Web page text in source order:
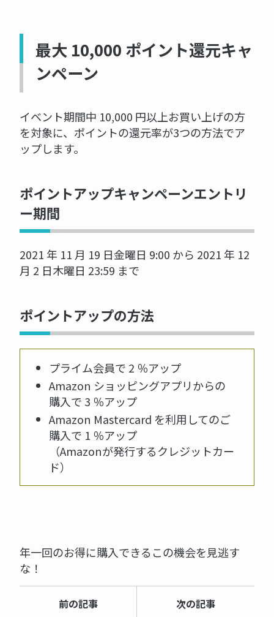
最大 10,000 ポイント還元キャ
ンペーン
イベント期間中 10,000 円以上お買い上げの方
を対象に、ポイントの還元率が3つの方法でア
ップします。
ポイントアップキャンペーンエントリ
ー期間
2021 年 11 月 19 日金曜日 9:00 から 2021 年 12
月 2 日木曜日 23:59 まで
ポイントアップの方法
プライム会員で 2 ％アップ
Amazon ショッピングアプリからの
購入で 3 ％アップ
Amazon Mastercard を利用してのご
購入で 1 ％アップ
（Amazonが発行するクレジットカー
ド）
年一回のお得に購入できるこの機会を見逃す
な！
前の記事
次の記事